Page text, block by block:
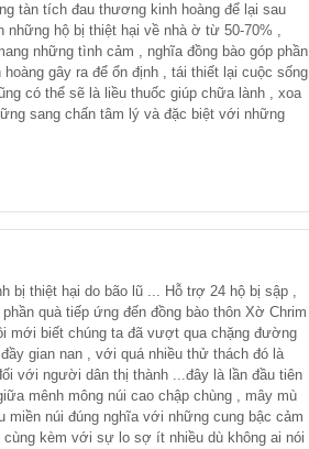
tàn tích đau thương kinh hoàng để lại sau
hộ bị thiệt hại về nhà ờ từ 50-70% ,
những tình cảm , nghĩa đồng bào góp phần
gây ra để ổn định , tái thiết lại cuộc sống
có thể sẽ là liều thuốc giúp chữa lành , xoa
sang chấn tâm lý và đặc biệt với những
bị thiệt hại do bão lũ ... Hỗ trợ 24 hộ bị sập ,
quà tiếp ứng đến đồng bào thôn Xờ Chrim
mới biết chúng ta đã vượt qua chặng đường
gian nan , với quá nhiều thử thách đó là
với người dân thị thành ...đây là lần đầu tiên
mênh mông núi cao chập chùng , mây mù
miền núi đúng nghĩa với những cung bậc cảm
kèm với sự lo sợ ít nhiều dù không ai nói